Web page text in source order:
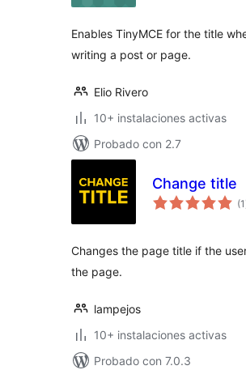
Enables TinyMCE for the title
writing a post or page.
Elio Rivero
10+ instalaciones activas
Probado con 2.7
Change title
(1
Changes the page title if the
the page.
lampejos
10+ instalaciones activas
Probado con 7.0.3